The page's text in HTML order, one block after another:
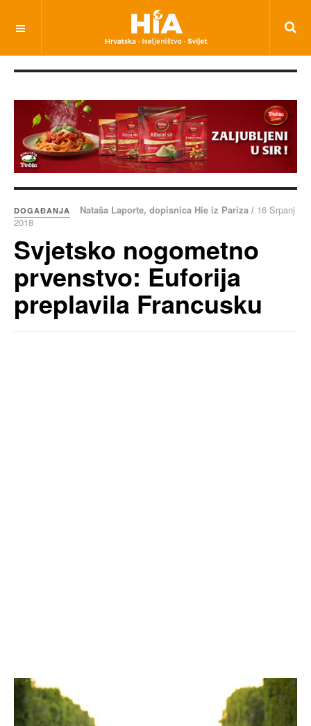
DOGAĐANJA Nataša Laporte, dopisnica Hie iz Pariza / 16 Srpanj
2018
Svjetsko nogometno
prvenstvo: Euforija
preplavila Francusku